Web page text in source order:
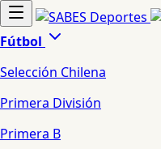
Fútbol
Selección Chilena
Primera División
Primera B